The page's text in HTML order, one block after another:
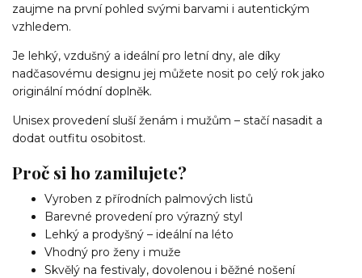
zaujme na první pohled svými barvami i autentickým
vzhledem.
Je lehký, vzdušný a ideální pro letní dny, ale díky
nadčasovému designu jej můžete nosit po celý rok jako
originální módní doplněk.
Unisex provedení sluší ženám i mužům – stačí nasadit a
dodat outfitu osobitost.
Proč si ho zamilujete?
Vyroben z přírodních palmových listů
Barevné provedení pro výrazný styl
Lehký a prodyšný – ideální na léto
Vhodný pro ženy i muže
Skvělý na festivaly, dovolenou i běžné nošení